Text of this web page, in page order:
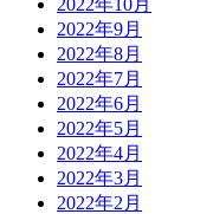
2022年9月
2022年8月
2022年7月
2022年6月
2022年5月
2022年4月
2022年3月
2022年2月